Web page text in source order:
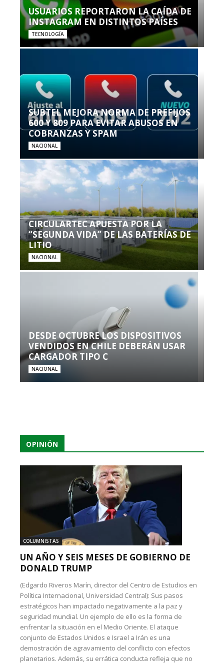
USUARIOS REPORTARON LA CAÍDA DE
INSTAGRAM EN DISTINTOS PAÍSES
TECNOLOGÍA
SUBTEL MEJORA NORMA DE PREFIJOS
600 Y 809 PARA EVITAR ABUSOS EN
COBRANZAS Y SPAM
NACIONAL
CIRCULARTEC APUESTA POR LA
“SEGUNDA VIDA” DE LAS BATERÍAS DE
LITIO
NACIONAL
DESDE OCTUBRE LOS DISPOSITIVOS
VENDIDOS EN CHILE DEBERÁN USAR
CARGADOR TIPO C
NACIONAL
OPINIÓN
COLUMNISTAS
UN AÑO Y SEIS MESES DE GOBIERNO DE
DONALD TRUMP
(Edgardo Riveros Marín, director del Centro de Estudios en
Política Internacional, Universidad Central): Sus pasos
estratégicos han impactado negativamente a la paz y
seguridad mundial. Un ejemplo de ello es la forma de
enfrentar la situación en el Medio Oriente. El ataque
conjunto de Estados Unidos e Israel a Irán es una
demostración de agravamiento del conflicto con efectos
planetarios. Además, su errática conducta refleja que no